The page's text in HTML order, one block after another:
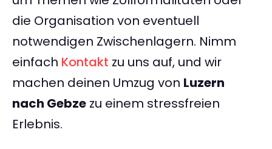
die Organisation von eventuell
notwendigen Zwischenlagern. Nimm
einfach Kontakt zu uns auf, und wir
machen deinen Umzug von Luzern
nach Gebze zu einem stressfreien
Erlebnis.